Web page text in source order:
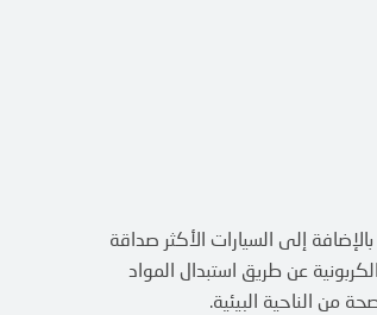
إلى السيارات الأكثر صداقة
عن طريق استبدال المواد
من الناحية البيئية.